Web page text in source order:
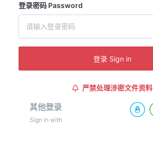
登录密码 Password
登录 Sign in
严禁处理涉密文件资料
其他登录
Sign in with